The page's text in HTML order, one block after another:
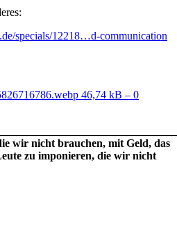
specials/12218…d-communication
46,74 kB – 0
wir nicht brauchen, mit Geld, das
zu imponieren, die wir nicht